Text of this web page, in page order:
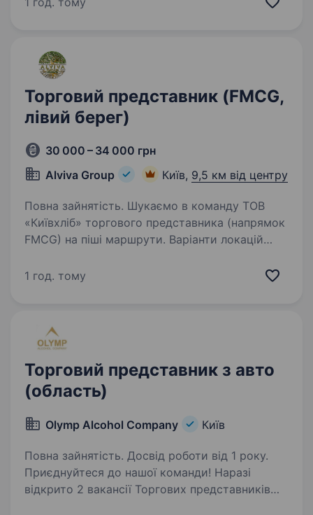
Торговий представник (FMCG,
лівий берег)
30 000 – 34 000 грн
Alviva Group
Київ, 9,5 км від центру
Повна зайнятість. Шукаємо в команду ТОВ
«Київхліб» торгового представника (напрямок
FMCG) на піші маршрути. Варіанти локацій
(Троєщина, Лісова, Чернігівська) Дарницький
1 год. тому
Торговий представник з авто
(область)
Olymp Alcohol Company Київ
Повна зайнятість. Досвід роботи від 1 року.
Приєднуйтеся до нашої команди! Наразі
відкрито 2 вакансії Торгових представників